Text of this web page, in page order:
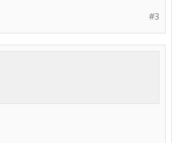
#3